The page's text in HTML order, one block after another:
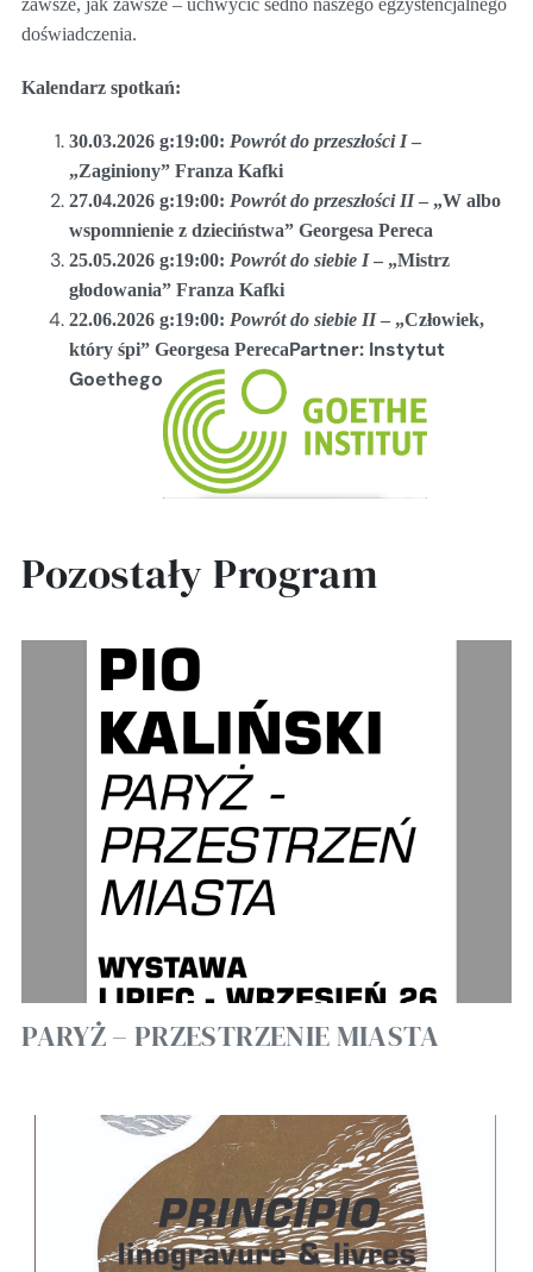
zawsze, jak zawsze – uchwycić sedno naszego egzystencjalnego
doświadczenia.
Kalendarz spotkań:
30.03.2026 g:19:00:Powrót do przeszłości I–
„Zaginiony” Franza Kafki
27.04.2026 g:19:00:Powrót do przeszłości II– „W albo
wspomnienie z dzieciństwa” Georgesa Pereca
25.05.2026 g:19:00:Powrót do siebie I– „Mistrz
głodowania” Franza Kafki
22.06.2026 g:19:00:Powrót do siebie II– „Człowiek,
który śpi” Georgesa PerecaPartner: Instytut
Goethego
Pozostały Program
PARYŻ – PRZESTRZENIE MIASTA